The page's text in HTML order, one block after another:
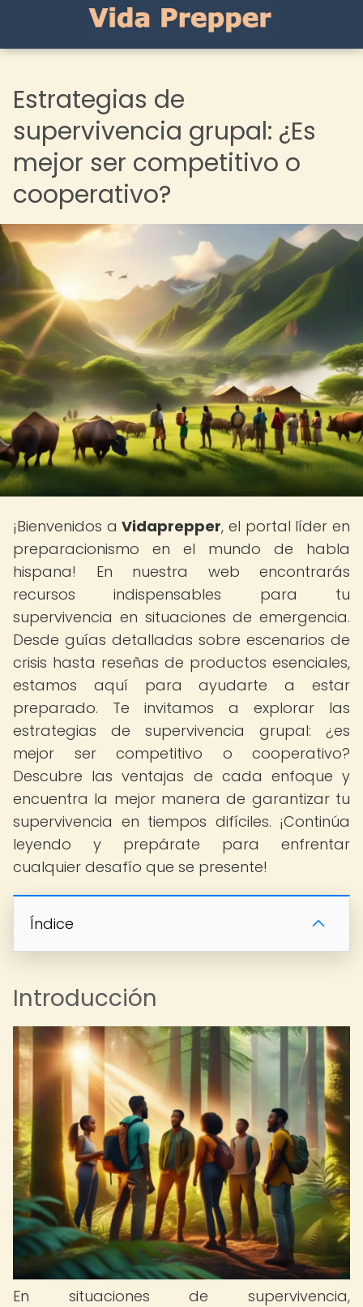
Estrategias de
supervivencia grupal: ¿Es
mejor ser competitivo o
cooperativo?
¡Bienvenidos aVidaprepper, el portal líder en
preparacionismo en el mundo de habla
hispana! En nuestra web encontrarás
recursos indispensables para tu
supervivencia en situaciones de emergencia.
Desde guías detalladas sobre escenarios de
crisis hasta reseñas de productos esenciales,
estamos aquí para ayudarte a estar
preparado. Te invitamos a explorar las
estrategias de supervivencia grupal: ¿es
mejor ser competitivo o cooperativo?
Descubre las ventajas de cada enfoque y
encuentra la mejor manera de garantizar tu
supervivencia en tiempos difíciles. ¡Continúa
leyendo y prepárate para enfrentar
cualquier desafío que se presente!
Índice
Introducción
En situaciones de supervivencia,